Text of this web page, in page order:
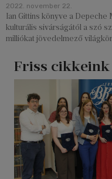
2022. november 22.
Ian Gittins könyve a
kulturális sivárságától a szó
milliókat jövedelmező
Friss cikkeink